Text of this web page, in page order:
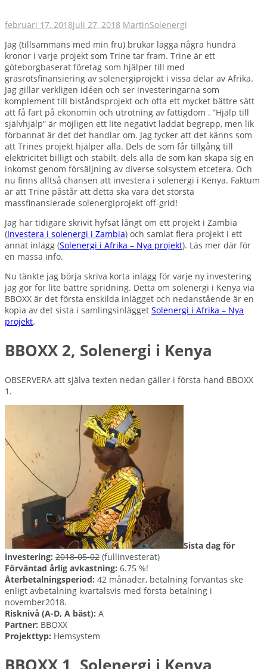
februari 17, 2018juli 27, 2018 MartinSolenergi
Jag (tillsammans med min fru) brukar lägga några hundra
kronor i varje projekt som Trine tar fram. Trine är ett
göteborgbaserat företag som hjälper till med
gräsrotsfinansiering av solenergiprojekt i vissa delar av Afrika.
Jag gillar verkligen idéen och ser investeringarna som
komplement till biståndsprojekt och ofta ett mycket bättre sätt
att få fart på ekonomin och utrotning av fattigdom . ”Hjälp till
självhjälp” är möjligen ett lite negativt laddat begrepp, men lik
förbannat är det det handlar om. Jag tycker att det känns som
att Trines projekt hjälper alla. Dels de som får tillgång till
elektricitet billigt och stabilt, dels alla de som kan skapa sig en
inkomst genom försäljning av diverse solsystem etcetera. Och
nu finns alltså chansen att investera i solenergi i Kenya. Faktum
är att Trine påstår att detta ska vara det största
massfinansierade solenergiprojekt off-grid!
Jag har tidigare skrivit hyfsat långt om ett projekt i Zambia
(Investera i solenergi i Zambia) och samlat flera projekt i ett
annat inlägg (Solenergi i Afrika – Nya projekt). Läs mer där för
en massa info.
Nu tänkte jag börja skriva korta inlägg för varje ny investering
jag gör för lite bättre spridning. Detta om solenergi i Kenya via
BBOXX är det första enskilda inlägget och nedanstående är en
kopia av det sista i samlingsinlägget Solenergi i Afrika – Nya
projekt.
BBOXX 2, Solenergi i Kenya
OBSERVERA att själva texten nedan gäller i första hand BBOXX
1.
Sista dag för
investering: 2018-05-02 (fullinvesterat)
Förväntad årlig avkastning: 6.75 %!
Återbetalningsperiod: 42 månader, betalning förväntas ske
enligt avbetalning kvartalsvis med första betalning i
november2018.
Risknivå (A-D, A bäst): A
Partner: BBOXX
Projekttyp: Hemsystem